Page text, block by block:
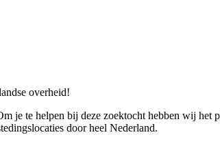
overheid!
je te helpen bij deze zoektocht hebben wij het
door heel Nederland.